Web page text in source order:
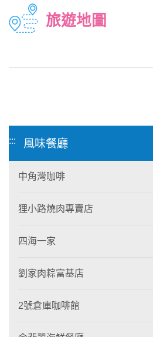
旅遊地圖
::: 風味餐廳
中角灣咖啡
狸小路燒肉專賣店
四海一家
劉家肉粽富基店
2號倉庫咖啡館